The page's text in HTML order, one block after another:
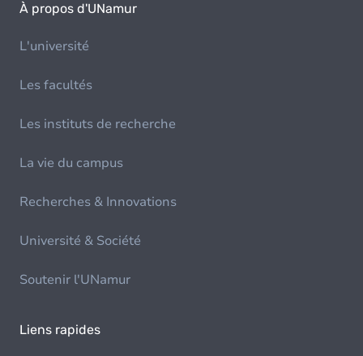
À propos d'UNamur
L'université
Les facultés
Les instituts de recherche
La vie du campus
Recherches & Innovations
Université & Société
Soutenir l'UNamur
Liens rapides